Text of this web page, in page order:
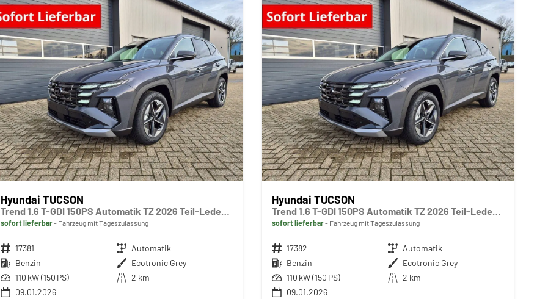
Hyundai TUCSON
Trend 1.6 T-GDI 150PS Automatik TZ 2026 Teil-Leder Sitzheizung v+h Lenkradheizung Klimaautomatik Navi Touchscreen DAB+ Apple CarPlay + Android Auto PDC Rückf.-Kamera Matrix-LED-Scheinw.
sofort lieferbar Fahrzeug mit Tageszulassung
Fahrzeugnr. 17381 Getriebe Automatik
Kraftstoff Benzin Außenfarbe Ecotronic Grey
Leistung 110 kW (150 PS) Kilometerstand 2 km
09.01.2026
Hyundai TUCSON
Trend 1.6 T-GDI 150PS Automatik TZ 2026 Teil-Leder Sitzheizung v+h Lenkradheizung Klimaautomatik Navi Touchscreen DAB+ Apple CarPlay + Android Auto PDC Rückf.-Kamera Matrix-LED-Scheinw.
sofort lieferbar Fahrzeug mit Tageszulassung
Fahrzeugnr. 17382 Getriebe Automatik
Kraftstoff Benzin Außenfarbe Ecotronic Grey
Leistung 110 kW (150 PS) Kilometerstand 2 km
09.01.2026